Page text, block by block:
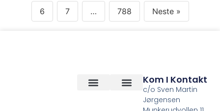
6 7 … 788 Neste »
Kom I Kontakt
c/o Sven Martin
Jørgensen